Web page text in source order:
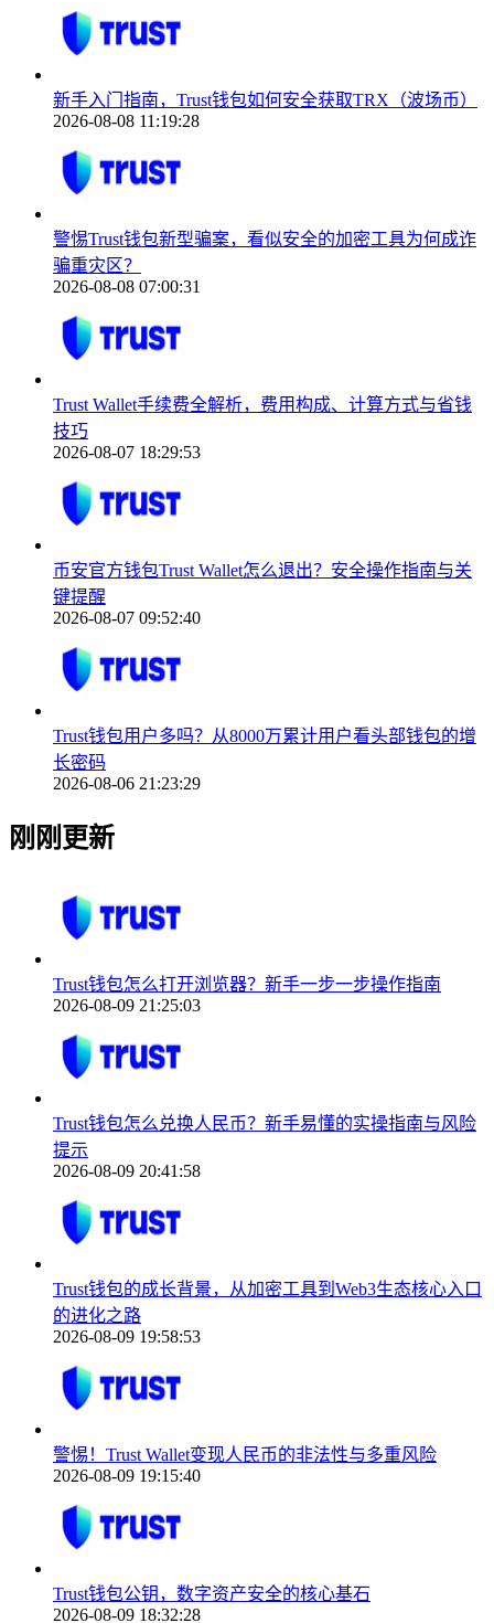
新手入门指南，Trust钱包如何安全获取TRX（波场币）
2026-08-08 11:19:28
警惕Trust钱包新型骗案，看似安全的加密工具为何成诈
骗重灾区？
2026-08-08 07:00:31
Trust Wallet手续费全解析，费用构成、计算方式与省钱
技巧
2026-08-07 18:29:53
币安官方钱包Trust Wallet怎么退出？安全操作指南与关
键提醒
2026-08-07 09:52:40
Trust钱包用户多吗？从8000万累计用户看头部钱包的增
长密码
2026-08-06 21:23:29
刚刚更新
Trust钱包怎么打开浏览器？新手一步一步操作指南
2026-08-09 21:25:03
Trust钱包怎么兑换人民币？新手易懂的实操指南与风险
提示
2026-08-09 20:41:58
Trust钱包的成长背景，从加密工具到Web3生态核心入口
的进化之路
2026-08-09 19:58:53
警惕！Trust Wallet变现人民币的非法性与多重风险
2026-08-09 19:15:40
Trust钱包公钥，数字资产安全的核心基石
2026-08-09 18:32:28